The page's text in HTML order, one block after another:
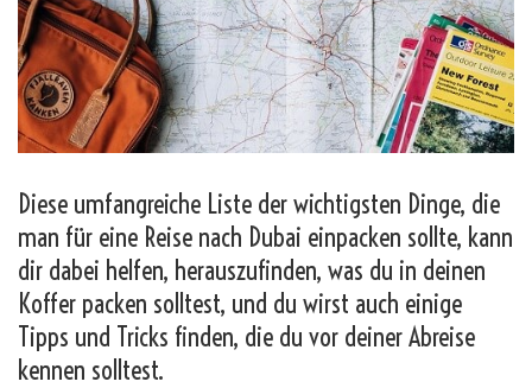
Diese umfangreiche Liste der wichtigsten Dinge, die
man für eine Reise nach Dubai einpacken sollte, kann
dir dabei helfen, herauszufinden, was du in deinen
Koffer packen solltest, und du wirst auch einige
Tipps und Tricks finden, die du vor deiner Abreise
kennen solltest.